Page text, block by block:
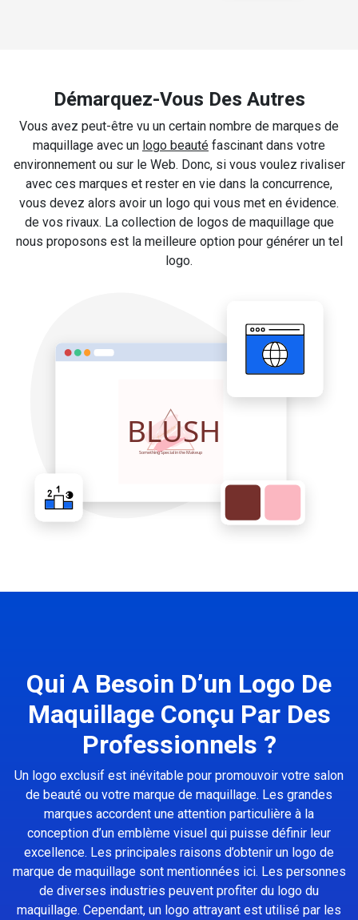
Démarquez-Vous Des Autres
Vous avez peut-être vu un certain nombre de marques de
maquillage avec un logo beauté fascinant dans votre
environnement ou sur le Web. Donc, si vous voulez rivaliser
avec ces marques et rester en vie dans la concurrence,
vous devez alors avoir un logo qui vous met en évidence.
de vos rivaux. La collection de logos de maquillage que
nous proposons est la meilleure option pour générer un tel
logo.
Qui A Besoin D’un Logo De
Maquillage Conçu Par Des
Professionnels ?
Un logo exclusif est inévitable pour promouvoir votre salon
de beauté ou votre marque de maquillage. Les grandes
marques accordent une attention particulière à la
conception d’un emblème visuel qui puisse définir leur
excellence. Les principales raisons d’obtenir un logo de
marque de maquillage sont mentionnées ici. Les personnes
de diverses industries peuvent profiter du logo du
maquillage. Cependant, un logo attrayant est utilisé par les